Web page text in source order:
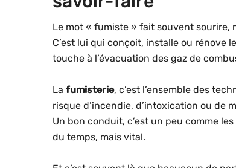
Le mot « fumiste » fait souvent sourire,
C’est lui qui conçoit, installe ou rénove
touche à l’évacuation des gaz de
La fumisterie, c’est l’ensemble des
risque d’incendie, d’intoxication ou de
Un bon conduit, c’est un peu comme
du temps, mais vital.